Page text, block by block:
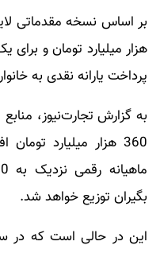
پرداخت یارانه نقدی به
به گزارش تجارت‌نیوز،
360 هزار میلیارد
بگیران توزیع خواهد شد.